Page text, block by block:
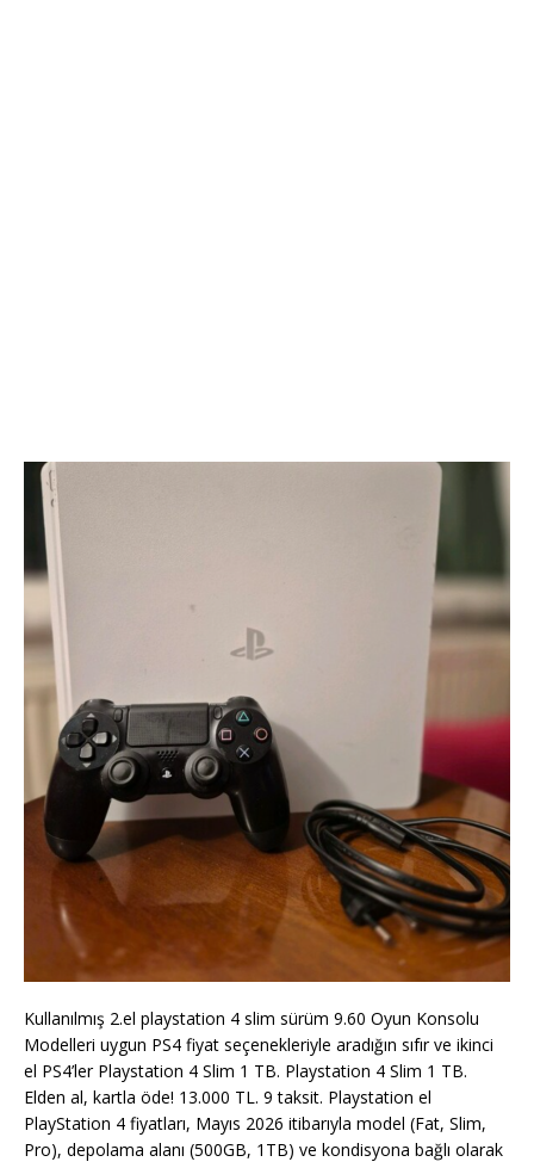
Kullanılmış 2.el playstation 4 slim sürüm 9.60 Oyun Konsolu
Modelleri uygun PS4 fiyat seçenekleriyle aradığın sıfır ve ikinci
el PS4’ler Playstation 4 Slim 1 TB. Playstation 4 Slim 1 TB.
Elden al, kartla öde! 13.000 TL. 9 taksit. Playstation el
PlayStation 4 fiyatları, Mayıs 2026 itibarıyla model (Fat, Slim,
Pro), depolama alanı (500GB, 1TB) ve kondisyona bağlı olarak